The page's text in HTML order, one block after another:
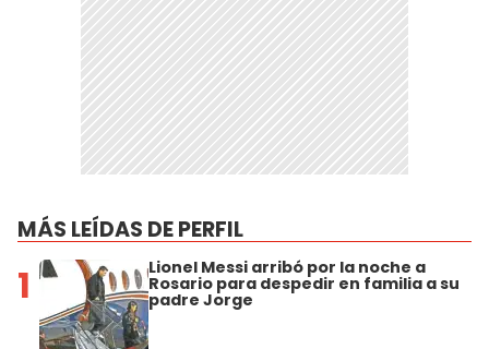
MÁS LEÍDAS DE PERFIL
1 Lionel Messi arribó por la noche a
Rosario para despedir en familia a su
padre Jorge